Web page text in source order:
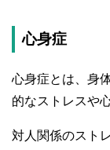
心身症
心身症とは、身
的なストレスや
対人関係のスト